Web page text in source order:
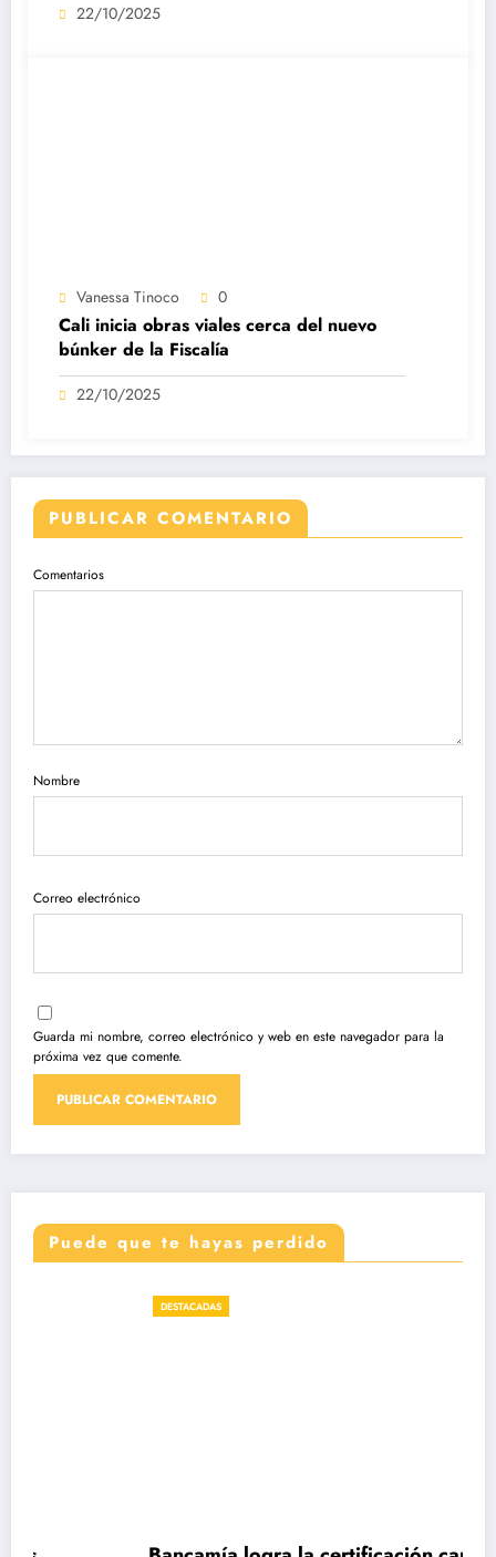
22/10/2025
Vanessa Tinoco 0
Cali inicia obras viales cerca del nuevo
búnker de la Fiscalía
22/10/2025
PUBLICAR COMENTARIO
Comentarios
Nombre
Correo electrónico
Guarda mi nombre, correo electrónico y web en este navegador para la
próxima vez que comente.
Puede que te hayas perdido